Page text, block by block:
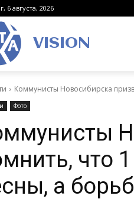
6 августа, 2026
VISION
Коммунисты Новосибирска
Фото
что
а